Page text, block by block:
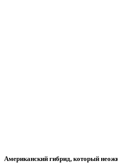
Американский гибрид, который